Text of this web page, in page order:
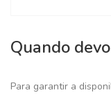
Quando
Para garantir a